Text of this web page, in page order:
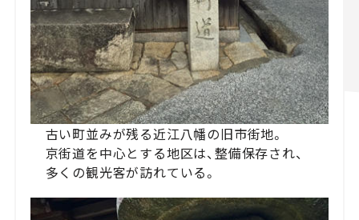
古い町並みが残る近江八幡の旧市街地。
京街道を中心とする地区は、整備保存され、
多くの観光客が訪れている。